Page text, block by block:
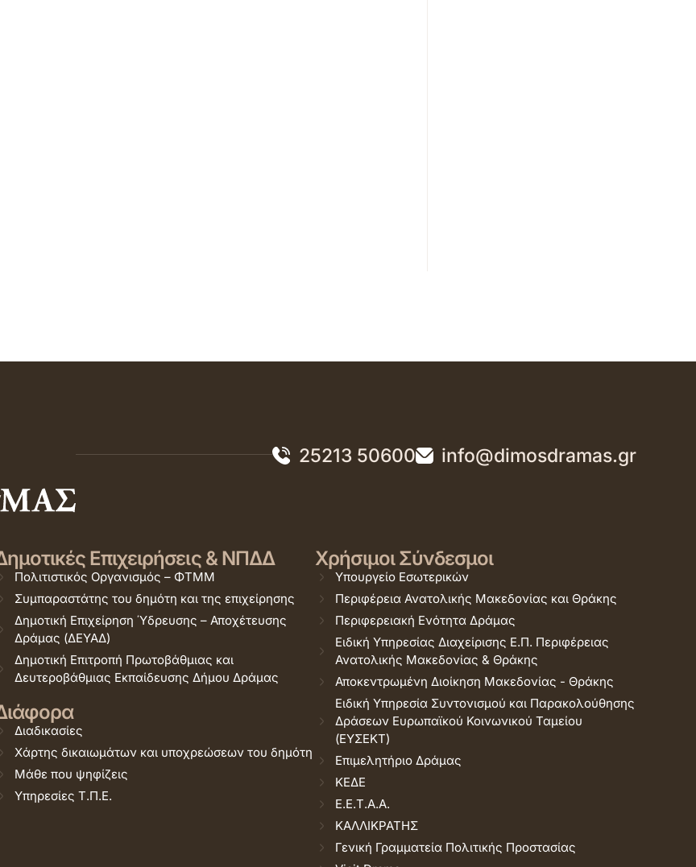
25213 50600 info@dimosdramas.gr
Επιχειρήσεις & ΝΠΔΔ
Πολιτιστικός Οργανισμός – ΦΤΜΜ
Συμπαραστάτης του δημότη και της επιχείρησης
Δημοτική Επιχείρηση Ύδρευσης – Αποχέτευσης
Δράμας (ΔΕΥΑΔ)
Δημοτική Επιτροπή Πρωτοβάθμιας και
Δευτεροβάθμιας Εκπαίδευσης Δήμου Δράμας
Διαδικασίες
Χάρτης δικαιωμάτων και υποχρεώσεων του δημότη
Μάθε που ψηφίζεις
Υπηρεσίες Τ.Π.Ε.
Χρήσιμοι Σύνδεσμοι
Υπουργείο Εσωτερικών
Περιφέρεια Ανατολικής Μακεδονίας και Θράκης
Περιφερειακή Ενότητα Δράμας
Ειδική Υπηρεσίας Διαχείρισης Ε.Π. Περιφέρειας
Ανατολικής Μακεδονίας & Θράκης
Αποκεντρωμένη Διοίκηση Μακεδονίας - Θράκης
Ειδική Υπηρεσία Συντονισμού και Παρακολούθησης
Δράσεων Ευρωπαϊκού Κοινωνικού Ταμείου
(ΕΥΣΕΚΤ)
Επιμελητήριο Δράμας
ΚΕΔΕ
Ε.Ε.Τ.Α.Α.
ΚΑΛΛΙΚΡΑΤΗΣ
Γενική Γραμματεία Πολιτικής Προστασίας